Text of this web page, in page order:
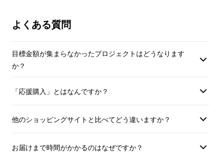
することで、地域にこのような変化を与えるこ
（１） レイジェンド滋賀FCが滋賀県の代表と
「滋賀県民としての誇り」を創り出します。
及活動により、
よくある質問
目標金額が集まらなかったプロジェクトはどうなります
か？
「応援購入」とはなんですか？
他のショッピングサイトと比べてどう違いますか？
お届けまで時間がかかるのはなぜですか？